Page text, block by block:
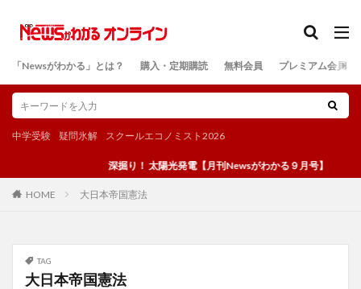
「Newsがわかる」とは？ 購入・定期購読 無料会員 プレミアム会員
中学受験 疑問氷解 スクールエコノミスト2026
深掘り！ 太陽光発電【月刊Newsがわかる９月号】
HOME 大日本帝国憲法
TAG
大日本帝国憲法
検索